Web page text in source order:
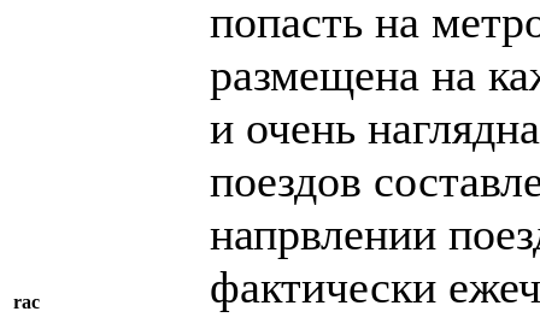
rac
попасть на
размещена на
и очень
поездов
напрвлении
фактически